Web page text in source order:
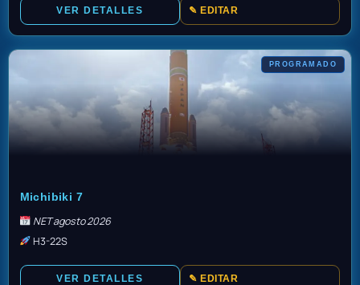
VER DETALLES ✎ EDITAR
PROGRAMADO
Michibiki 7
NET agosto 2026
H3-22S
VER DETALLES ✎ EDITAR